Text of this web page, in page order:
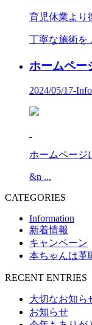
育児休業より
丁寧な施術を
ホームペー
2024/05/17-
ホームページ
&n ...
CATEGORIES
Information
新着情報
キャンペーン
本ちゃんは革
RECENT ENTRIES
大切なお知ら
お知らせ